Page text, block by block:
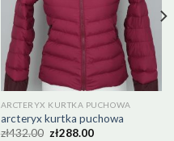
ARCTERYX KURTKA PUCHOWA
arcteryx kurtka puchowa
zł432.00 zł288.00